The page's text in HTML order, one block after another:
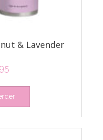
& Lavender